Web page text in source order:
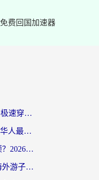
免费回国加速器
海外党必看：ChickCN和极速穿梭VPN好用吗？3招教你选对回国加速器无缝刷国内资源
斧牛和light哪个好？海外华人最关心的回国加速器选择难题，一篇讲透
在国外怎么用虎牙不卡顿？2026海外华人亲测有效的回国加速器选择指南
斧牛和加速喵好用吗？海外游子的真实选择困境